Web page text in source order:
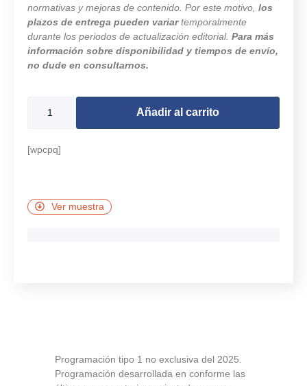
normativas y mejoras de contenido. Por este motivo, los
plazos de entrega pueden variartemporalmente
durante los periodos de actualización editorial. Para más
información sobre disponibilidad y tiempos de envío,
no dude en consultarnos.
Añadir al carrito
[wpcpq]
Ver muestra
Programación tipo 1 no exclusiva del 2025.
Programación desarrollada en conforme las